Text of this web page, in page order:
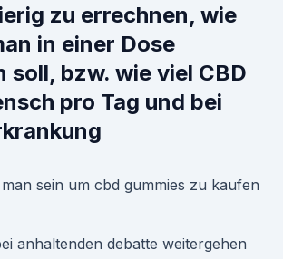
zu errechnen, wie
in einer Dose
soll, bzw. wie viel CBD
pro Tag und bei
anhaltenden debatte weitergehen